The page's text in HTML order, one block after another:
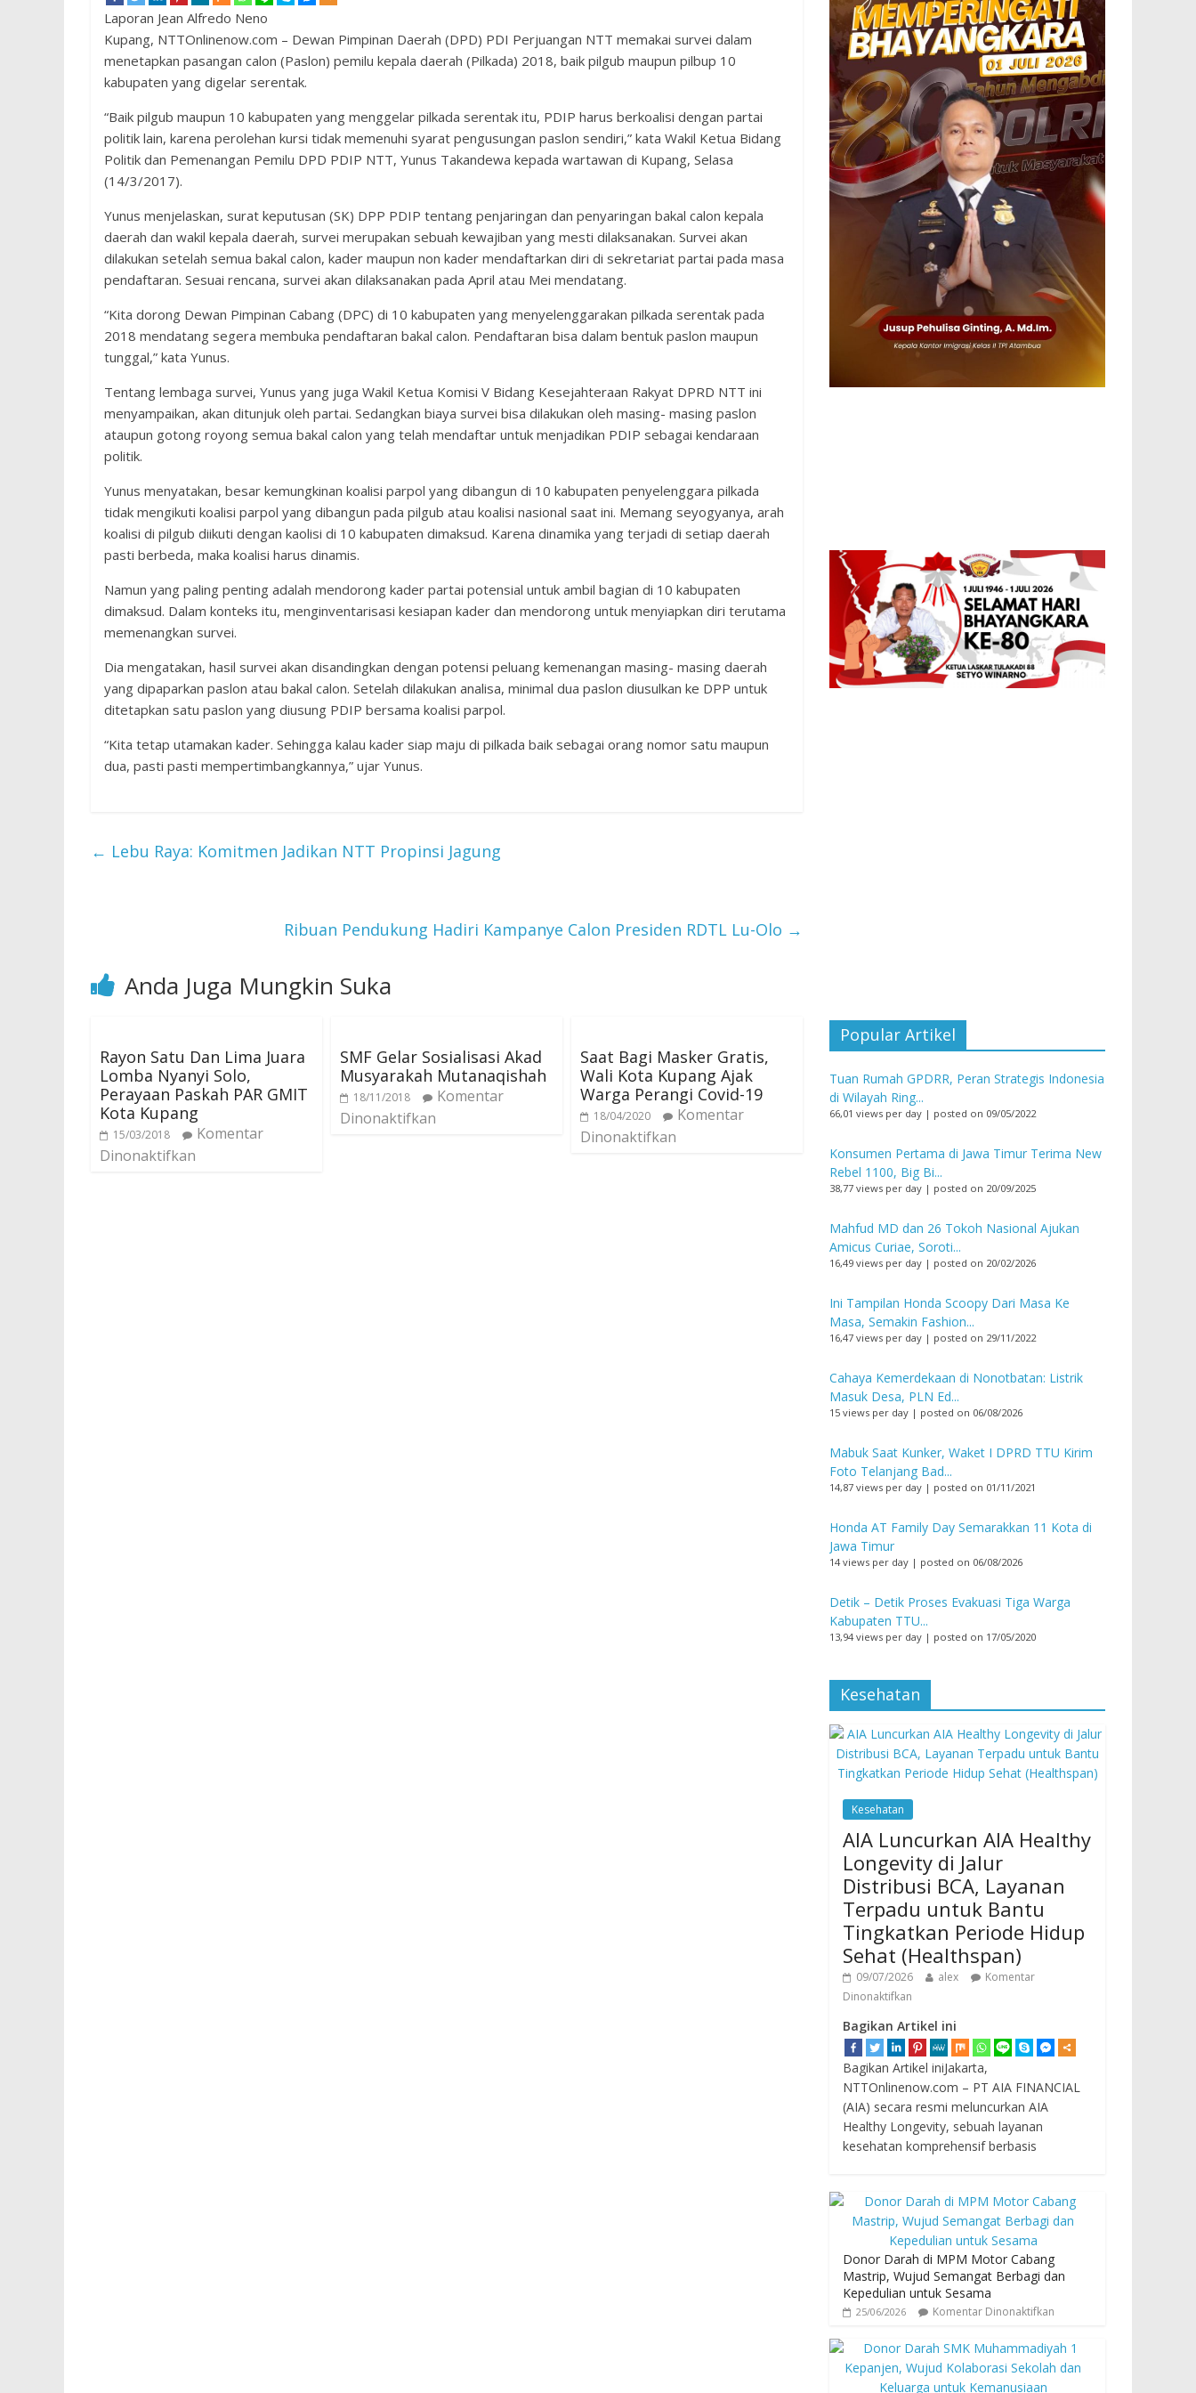
Laporan Jean Alfredo Neno
Kupang, NTTOnlinenow.com – Dewan Pimpinan Daerah (DPD) PDI Perjuangan NTT memakai survei dalam
menetapkan pasangan calon (Paslon) pemilu kepala daerah (Pilkada) 2018, baik pilgub maupun pilbup 10
kabupaten yang digelar serentak.
“Baik pilgub maupun 10 kabupaten yang menggelar pilkada serentak itu, PDIP harus berkoalisi dengan partai
politik lain, karena perolehan kursi tidak memenuhi syarat pengusungan paslon sendiri,” kata Wakil Ketua Bidang
Politik dan Pemenangan Pemilu DPD PDIP NTT, Yunus Takandewa kepada wartawan di Kupang, Selasa
(14/3/2017).
Yunus menjelaskan, surat keputusan (SK) DPP PDIP tentang penjaringan dan penyaringan bakal calon kepala
daerah dan wakil kepala daerah, survei merupakan sebuah kewajiban yang mesti dilaksanakan. Survei akan
dilakukan setelah semua bakal calon, kader maupun non kader mendaftarkan diri di sekretariat partai pada masa
pendaftaran. Sesuai rencana, survei akan dilaksanakan pada April atau Mei mendatang.
“Kita dorong Dewan Pimpinan Cabang (DPC) di 10 kabupaten yang menyelenggarakan pilkada serentak pada
2018 mendatang segera membuka pendaftaran bakal calon. Pendaftaran bisa dalam bentuk paslon maupun
tunggal,” kata Yunus.
Tentang lembaga survei, Yunus yang juga Wakil Ketua Komisi V Bidang Kesejahteraan Rakyat DPRD NTT ini
menyampaikan, akan ditunjuk oleh partai. Sedangkan biaya survei bisa dilakukan oleh masing- masing paslon
ataupun gotong royong semua bakal calon yang telah mendaftar untuk menjadikan PDIP sebagai kendaraan
politik.
Yunus menyatakan, besar kemungkinan koalisi parpol yang dibangun di 10 kabupaten penyelenggara pilkada
tidak mengikuti koalisi parpol yang dibangun pada pilgub atau koalisi nasional saat ini. Memang seyogyanya, arah
koalisi di pilgub diikuti dengan kaolisi di 10 kabupaten dimaksud. Karena dinamika yang terjadi di setiap daerah
pasti berbeda, maka koalisi harus dinamis.
Namun yang paling penting adalah mendorong kader partai potensial untuk ambil bagian di 10 kabupaten
dimaksud. Dalam konteks itu, menginventarisasi kesiapan kader dan mendorong untuk menyiapkan diri terutama
memenangkan survei.
Dia mengatakan, hasil survei akan disandingkan dengan potensi peluang kemenangan masing- masing daerah
yang dipaparkan paslon atau bakal calon. Setelah dilakukan analisa, minimal dua paslon diusulkan ke DPP untuk
ditetapkan satu paslon yang diusung PDIP bersama koalisi parpol.
“Kita tetap utamakan kader. Sehingga kalau kader siap maju di pilkada baik sebagai orang nomor satu maupun
dua, pasti pasti mempertimbangkannya,” ujar Yunus.
← Lebu Raya: Komitmen Jadikan NTT Propinsi Jagung
Ribuan Pendukung Hadiri Kampanye Calon Presiden RDTL Lu-Olo →
Anda Juga Mungkin Suka
Rayon Satu Dan Lima Juara
Lomba Nyanyi Solo,
Perayaan Paskah PAR GMIT
Kota Kupang
15/03/2018
Komentar
Dinonaktifkan
SMF Gelar Sosialisasi Akad
Musyarakah Mutanaqishah
18/11/2018
Komentar
Dinonaktifkan
Saat Bagi Masker Gratis,
Wali Kota Kupang Ajak
Warga Perangi Covid-19
18/04/2020
Komentar
Dinonaktifkan
Popular Artikel
Tuan Rumah GPDRR, Peran Strategis Indonesia
di Wilayah Ring...
66,01 views per day | posted on 09/05/2022
Konsumen Pertama di Jawa Timur Terima New
Rebel 1100, Big Bi...
38,77 views per day | posted on 20/09/2025
Mahfud MD dan 26 Tokoh Nasional Ajukan
Amicus Curiae, Soroti...
16,49 views per day | posted on 20/02/2026
Ini Tampilan Honda Scoopy Dari Masa Ke
Masa, Semakin Fashion...
16,47 views per day | posted on 29/11/2022
Cahaya Kemerdekaan di Nonotbatan: Listrik
Masuk Desa, PLN Ed...
15 views per day | posted on 06/08/2026
Mabuk Saat Kunker, Waket I DPRD TTU Kirim
Foto Telanjang Bad...
14,87 views per day | posted on 01/11/2021
Honda AT Family Day Semarakkan 11 Kota di
Jawa Timur
14 views per day | posted on 06/08/2026
Detik – Detik Proses Evakuasi Tiga Warga
Kabupaten TTU...
13,94 views per day | posted on 17/05/2020
Kesehatan
Kesehatan
AIA Luncurkan AIA Healthy
Longevity di Jalur
Distribusi BCA, Layanan
Terpadu untuk Bantu
Tingkatkan Periode Hidup
Sehat (Healthspan)
09/07/2026 alex
Komentar
Dinonaktifkan
Bagikan Artikel ini
Bagikan Artikel iniJakarta,
NTTOnlinenow.com – PT AIA FINANCIAL
(AIA) secara resmi meluncurkan AIA
Healthy Longevity, sebuah layanan
kesehatan komprehensif berbasis
Donor Darah di MPM Motor Cabang
Mastrip, Wujud Semangat Berbagi dan
Kepedulian untuk Sesama
25/06/2026 Komentar Dinonaktifkan